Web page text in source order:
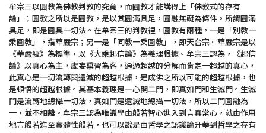
牟宗三以圓教為佛教判教的究竟，而圓教才能講得上「佛教式的存有
論」；圓教之所以是圓教，是以其圓滿具足，圓融無礙為條件。所謂圓滿
具足，即是圓具一切法。在牟宗三的判教裡，圓教有兩種，一是「別教一
乘圓教」，指華嚴宗；另一是「同教一乘圓教」，即天台宗。華嚴宗是以
《華嚴經》為標準，以《大乘起信論》為義理根據。牟宗三認為，《起信
論》以真心為主，虛妄熏習為客，通過超越的分解而肯定一超越的真心，
此真心是一切流轉與還滅的超越根據，是成佛之所以可能的超越根據，也
是頓悟的超越根據。其基本義理是一心開二門，即真如門和生滅門。生滅
門是流轉地總攝一切法，真如門是還滅地總攝一切法，所以二門圓融為
一，並不相離。牟宗三認為唯識學由般若智心進入到言真常心，就由作用
地言般若進至實體性般若，也可以說是由哲學之認識論升華到哲學之存有